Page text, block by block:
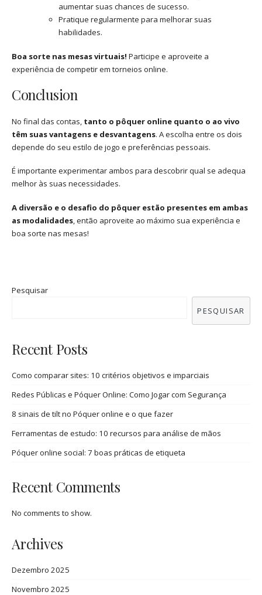
aumentar suas chances de sucesso.
Pratique regularmente para melhorar suas
habilidades.
Boa sorte nas mesas virtuais! Participe e aproveite a
experiência de competir em torneios online.
Conclusion
No final das contas, tanto o pôquer online quanto o ao vivo
têm suas vantagens e desvantagens. A escolha entre os dois
depende do seu estilo de jogo e preferências pessoais.
É importante experimentar ambos para descobrir qual se adequa
melhor às suas necessidades.
A diversão e o desafio do pôquer estão presentes em ambas
as modalidades, então aproveite ao máximo sua experiência e
boa sorte nas mesas!
Pesquisar
PESQUISAR
Recent Posts
Como comparar sites: 10 critérios objetivos e imparciais
Redes Públicas e Póquer Online: Como Jogar com Segurança
8 sinais de tilt no Póquer online e o que fazer
Ferramentas de estudo: 10 recursos para análise de mãos
Póquer online social: 7 boas práticas de etiqueta
Recent Comments
No comments to show.
Archives
Dezembro 2025
Novembro 2025